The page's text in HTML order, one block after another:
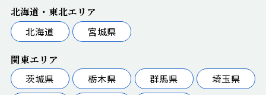
北海道・東北エリア
北海道
宮城県
関東エリア
茨城県
栃木県 群馬県
埼玉県